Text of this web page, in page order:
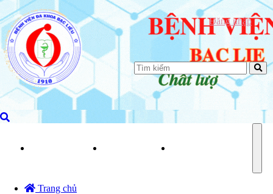
Đăng nhập
Trang chủ